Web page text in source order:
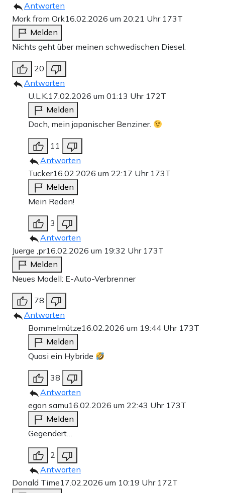
Antworten
Mork from Ork16.02.2026 um 20:21 Uhr 173T
Melden
Nichts geht über meinen schwedischen Diesel.
20
Antworten
U.L.K.17.02.2026 um 01:13 Uhr 172T
Melden
Doch, mein japanischer Benziner.
11
Antworten
Tucker16.02.2026 um 22:17 Uhr 173T
Melden
Mein Reden!
3
Antworten
Juerge ,pr16.02.2026 um 19:32 Uhr 173T
Melden
Neues Modell: E-Auto-Verbrenner
78
Antworten
Bommelmütze16.02.2026 um 19:44 Uhr 173T
Melden
Quasi ein Hybride
38
Antworten
egon samu16.02.2026 um 22:43 Uhr 173T
Melden
Gegendert…
2
Antworten
Donald Time17.02.2026 um 10:19 Uhr 172T